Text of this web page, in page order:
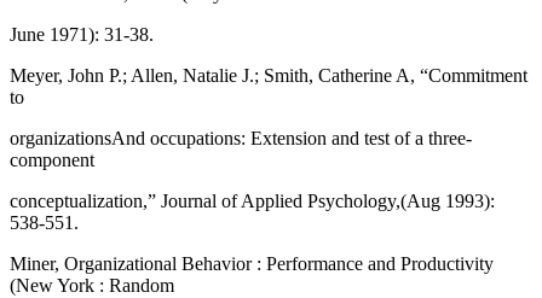
June 1971): 31-38.
Meyer, John P.; Allen, Natalie J.; Smith, Catherine A, “Commitment
to
organizationsAnd occupations: Extension and test of a three-
component
conceptualization,” Journal of Applied Psychology,(Aug 1993):
538-551.
Miner, Organizational Behavior : Performance and Productivity
(New York : Random